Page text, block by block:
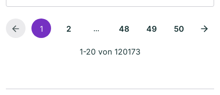
1 2 ... 48 49 50
1-20 von 120173